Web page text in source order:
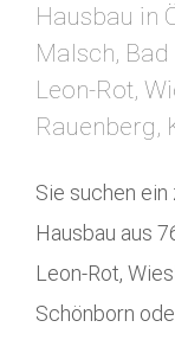
Hausbau in
Malsch,
Leon-Rot,
Rauenberg,
Sie suchen
Hausbau aus
Leon-Rot,
Schönborn